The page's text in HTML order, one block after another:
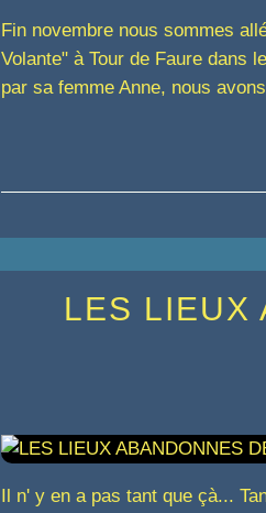
Fin novembre nous sommes
Volante" à Tour de Faure dans
par sa femme Anne, nous
LES LIEUX
Il n' y en a pas tant que çà...